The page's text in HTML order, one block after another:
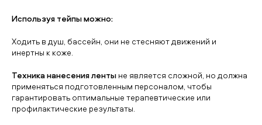
Используя тейпы можно:
Ходить в душ, бассейн, они не стесняют движений и
инертны к коже.
Техника нанесения ленты не является сложной, но должна
применяться подготовленным персоналом, чтобы
гарантировать оптимальные терапевтические или
профилактические результаты.